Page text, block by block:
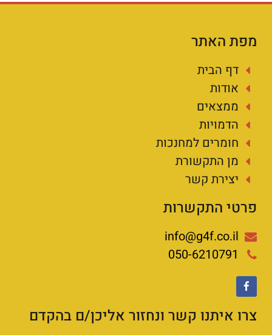
מפת האתר
דף הבית
אודות
ממצאים
הדמויות
חומרים למחנכות
מן התקשורת
יצירת קשר
פרטי התקשרות
info@g4f.co.il
050-6210791
צרו איתנו קשר ונחזור אליכן/ם בהקדם